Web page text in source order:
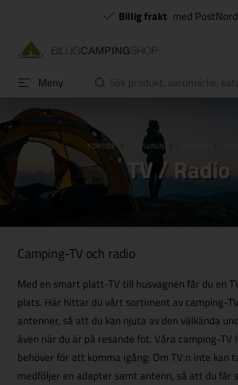
Billig frakt med PostNord
Meny
FORSIDE HUSVAGN
TV / Radio
Camping-TV och radio
Med en smart platt-TV till husvagnen får du en
plats. Här hittar du vårt sortiment av camping-
antenner, så att du kan njuta av den välkända
även när du är på resande fot. Våra camping-TV
behöver för att komma igång: Om TV:n inte kan
medföljer en adapter samt antenn, så att du får